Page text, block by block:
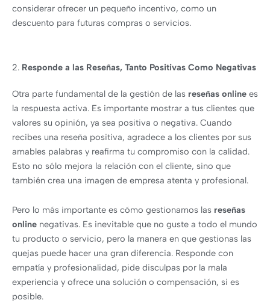
considerar ofrecer un pequeño incentivo, como un
descuento para futuras compras o servicios.
2. Responde a las Reseñas, Tanto Positivas Como Negativas
Otra parte fundamental de la gestión de las reseñas online es
la respuesta activa. Es importante mostrar a tus clientes que
valores su opinión, ya sea positiva o negativa. Cuando
recibes una reseña positiva, agradece a los clientes por sus
amables palabras y reafirma tu compromiso con la calidad.
Esto no sólo mejora la relación con el cliente, sino que
también crea una imagen de empresa atenta y profesional.
Pero lo más importante es cómo gestionamos las reseñas
online negativas. Es inevitable que no guste a todo el mundo
tu producto o servicio, pero la manera en que gestionas las
quejas puede hacer una gran diferencia. Responde con
empatía y profesionalidad, pide disculpas por la mala
experiencia y ofrece una solución o compensación, si es
posible.